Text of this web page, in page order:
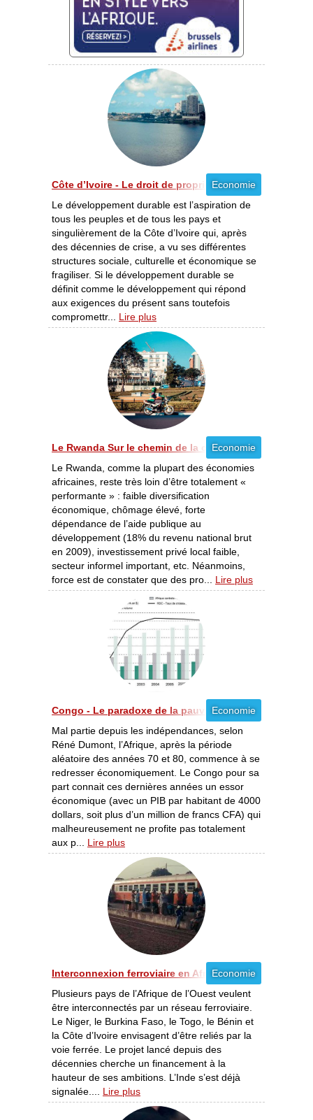
Economie
Côte d’Ivoire - Le droit de propriété, un enjeu majeur
Le développement durable est l’aspiration de
tous les peuples et de tous les pays et
singulièrement de la Côte d’Ivoire qui, après
des décennies de crise, a vu ses différentes
structures sociale, culturelle et économique se
fragiliser. Si le développement durable se
définit comme le développement qui répond
aux exigences du présent sans toutefois
compromettr... Lire plus
Economie
Le Rwanda Sur le chemin de la croissance [01/2012]
Le Rwanda, comme la plupart des économies
africaines, reste très loin d’être totalement «
performante » : faible diversification
économique, chômage élevé, forte
dépendance de l’aide publique au
développement (18% du revenu national brut
en 2009), investissement privé local faible,
secteur informel important, etc. Néanmoins,
force est de constater que des pro... Lire plus
Economie
Congo - Le paradoxe de la pauvreté dans la
Mal partie depuis les indépendances, selon
Réné Dumont, l’Afrique, après la période
aléatoire des années 70 et 80, commence à se
redresser économiquement. Le Congo pour sa
part connait ces dernières années un essor
économique (avec un PIB par habitant de 4000
dollars, soit plus d’un million de francs CFA) qui
malheureusement ne profite pas totalement
aux p... Lire plus
Economie
Interconnexion ferroviaire en Afrique de l’Ouest -
Plusieurs pays de l’Afrique de l’Ouest veulent
être interconnectés par un réseau ferroviaire.
Le Niger, le Burkina Faso, le Togo, le Bénin et
la Côte d’Ivoire envisagent d’être reliés par la
voie ferrée. Le projet lancé depuis des
décennies cherche un financement à la
hauteur de ses ambitions. L’Inde s’est déjà
signalée.... Lire plus